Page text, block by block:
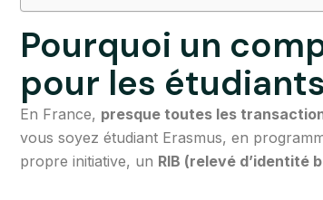
Pourquoi un
pour les
En France, presque toutes les
vous soyez étudiant Erasmus, en
propre initiative, un RIB (relevé d’identité